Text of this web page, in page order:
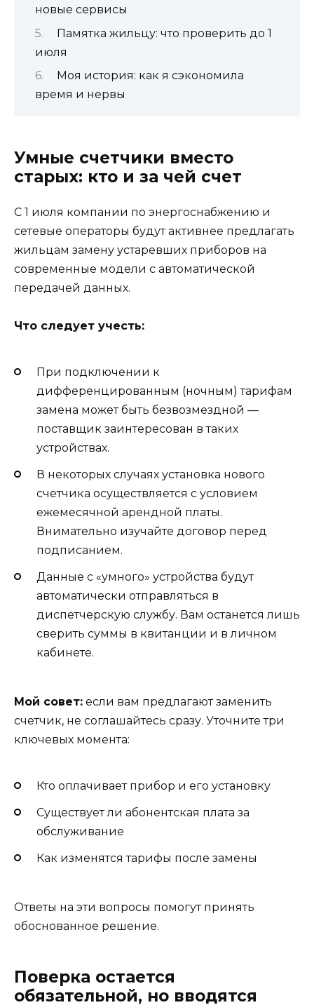
новые сервисы
Памятка жильцу: что проверить до 1
июля
Моя история: как я сэкономила
время и нервы
Умные счетчики вместо
старых: кто и за чей счет
С 1 июля компании по энергоснабжению и
сетевые операторы будут активнее предлагать
жильцам замену устаревших приборов на
современные модели с автоматической
передачей данных.
Что следует учесть:
При подключении к
дифференцированным (ночным) тарифам
замена может быть безвозмездной —
поставщик заинтересован в таких
устройствах.
В некоторых случаях установка нового
счетчика осуществляется с условием
ежемесячной арендной платы.
Внимательно изучайте договор перед
подписанием.
Данные с «умного» устройства будут
автоматически отправляться в
диспетчерскую службу. Вам останется лишь
сверить суммы в квитанции и в личном
кабинете.
Мой совет: если вам предлагают заменить
счетчик, не соглашайтесь сразу. Уточните три
ключевых момента:
Кто оплачивает прибор и его установку
Существует ли абонентская плата за
обслуживание
Как изменятся тарифы после замены
Ответы на эти вопросы помогут принять
обоснованное решение.
Поверка остается
обязательной, но вводятся